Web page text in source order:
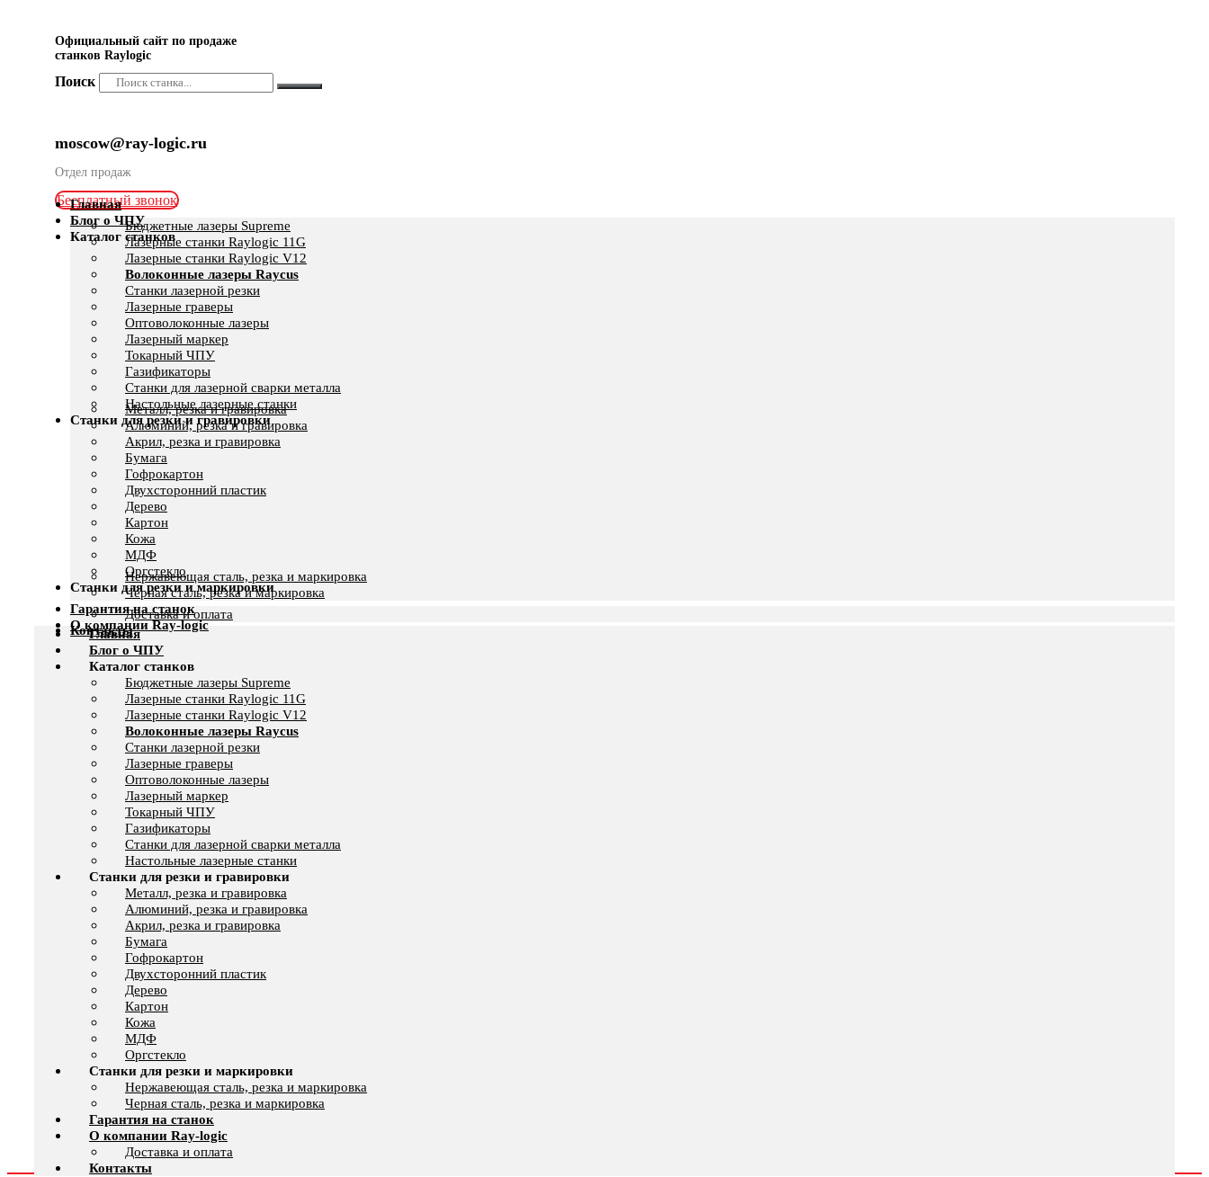
Официальный сайт по продаже
станков Raylogic
Поиск
moscow@ray-logic.ru
Отдел продаж
Бесплатный звонок
Главная
Блог о ЧПУ
Каталог станков
Бюджетные лазеры Supreme
Лазерные станки Raylogic 11G
Лазерные станки Raylogic V12
Волоконные лазеры Raycus
Станки лазерной резки
Лазерные граверы
Оптоволоконные лазеры
Лазерный маркер
Токарный ЧПУ
Газификаторы
Cтанки для лазерной сварки металла
Настольные лазерные станки
Станки для резки и гравировки
Металл, резка и гравировка
Алюминий, резка и гравировка
Акрил, резка и гравировка
Бумага
Гофрокартон
Двухсторонний пластик
Дерево
Картон
Кожа
МДФ
Оргстекло
Станки для резки и маркировки
Нержавеющая сталь, резка и маркировка
Черная сталь, резка и маркировка
Гарантия на станок
О компании Ray-logic
Доставка и оплата
Контакты
Главная
Блог о ЧПУ
Каталог станков
Бюджетные лазеры Supreme
Лазерные станки Raylogic 11G
Лазерные станки Raylogic V12
Волоконные лазеры Raycus
Станки лазерной резки
Лазерные граверы
Оптоволоконные лазеры
Лазерный маркер
Токарный ЧПУ
Газификаторы
Cтанки для лазерной сварки металла
Настольные лазерные станки
Станки для резки и гравировки
Металл, резка и гравировка
Алюминий, резка и гравировка
Акрил, резка и гравировка
Бумага
Гофрокартон
Двухсторонний пластик
Дерево
Картон
Кожа
МДФ
Оргстекло
Станки для резки и маркировки
Нержавеющая сталь, резка и маркировка
Черная сталь, резка и маркировка
Гарантия на станок
О компании Ray-logic
Доставка и оплата
Контакты